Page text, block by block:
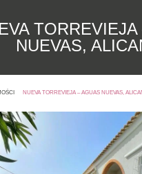
NUEVAS,
NUEVA TORREVIEJA – AGUAS NUEVAS,